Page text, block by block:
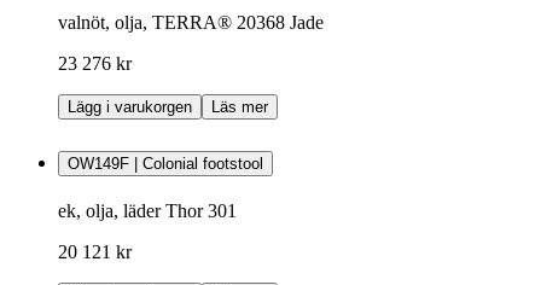
valnöt, olja, TERRA® 20368 Jade
23 276 kr
Lägg i varukorgen Läs mer
OW149F | Colonial footstool
ek, olja, läder Thor 301
20 121 kr